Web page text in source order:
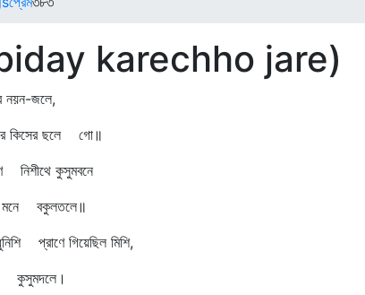
karechho jare)
নয়ন-জলে,
কিসের ছলে গো॥
নিশীথে কুসুমবনে
মনে বকুলতলে॥
প্রাণে গিয়েছিল মিশি,
কুসুমদলে।